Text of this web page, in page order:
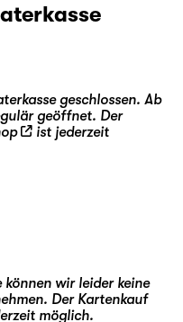
geschlossen. Ab
geöffnet. Der
ist jederzeit
wir leider keine
Der Kartenkauf
möglich.